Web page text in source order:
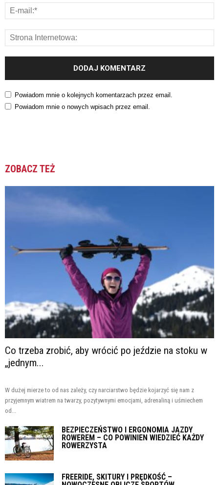
Powiadom mnie o kolejnych komentarzach przez email.
Powiadom mnie o nowych wpisach przez email.
ZOBACZ TEŻ
Co trzeba zrobić, aby wrócić po jeździe na stoku w
„jednym...
W dużej mierze to od nas zależy, czy narciarstwo będzie kojarzyć się nam z
przyjemnym wiatrem na twarzy, pozytywnymi emocjami, adrenaliną i uśmiechem
od...
BEZPIECZEŃSTWO I ERGONOMIA JAZDY
ROWEREM – CO POWINIEN WIEDZIEĆ KAŻDY
ROWERZYSTA
FREERIDE, SKITURY I PRĘDKOŚĆ –